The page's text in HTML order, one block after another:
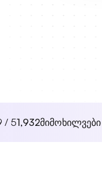
/ 51,932მიმოხილვები